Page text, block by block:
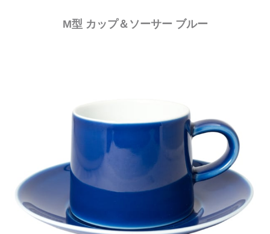
M型 カップ＆ソーサー ブルー